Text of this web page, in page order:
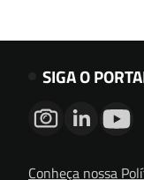
SIGA O
Conheça nossa